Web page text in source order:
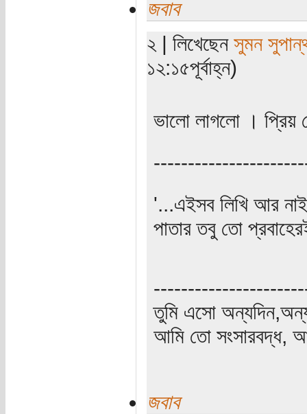
জবাব
২ | লিখেছেন সুমন
১২:১৫পূর্বাহ্ন)
ভালো লাগলো । প্রিয়
'...এইসব লিখি আর
পাতার তবু তো
তুমি এসো
আমি তো সংসারবদ্ধ,
জবাব